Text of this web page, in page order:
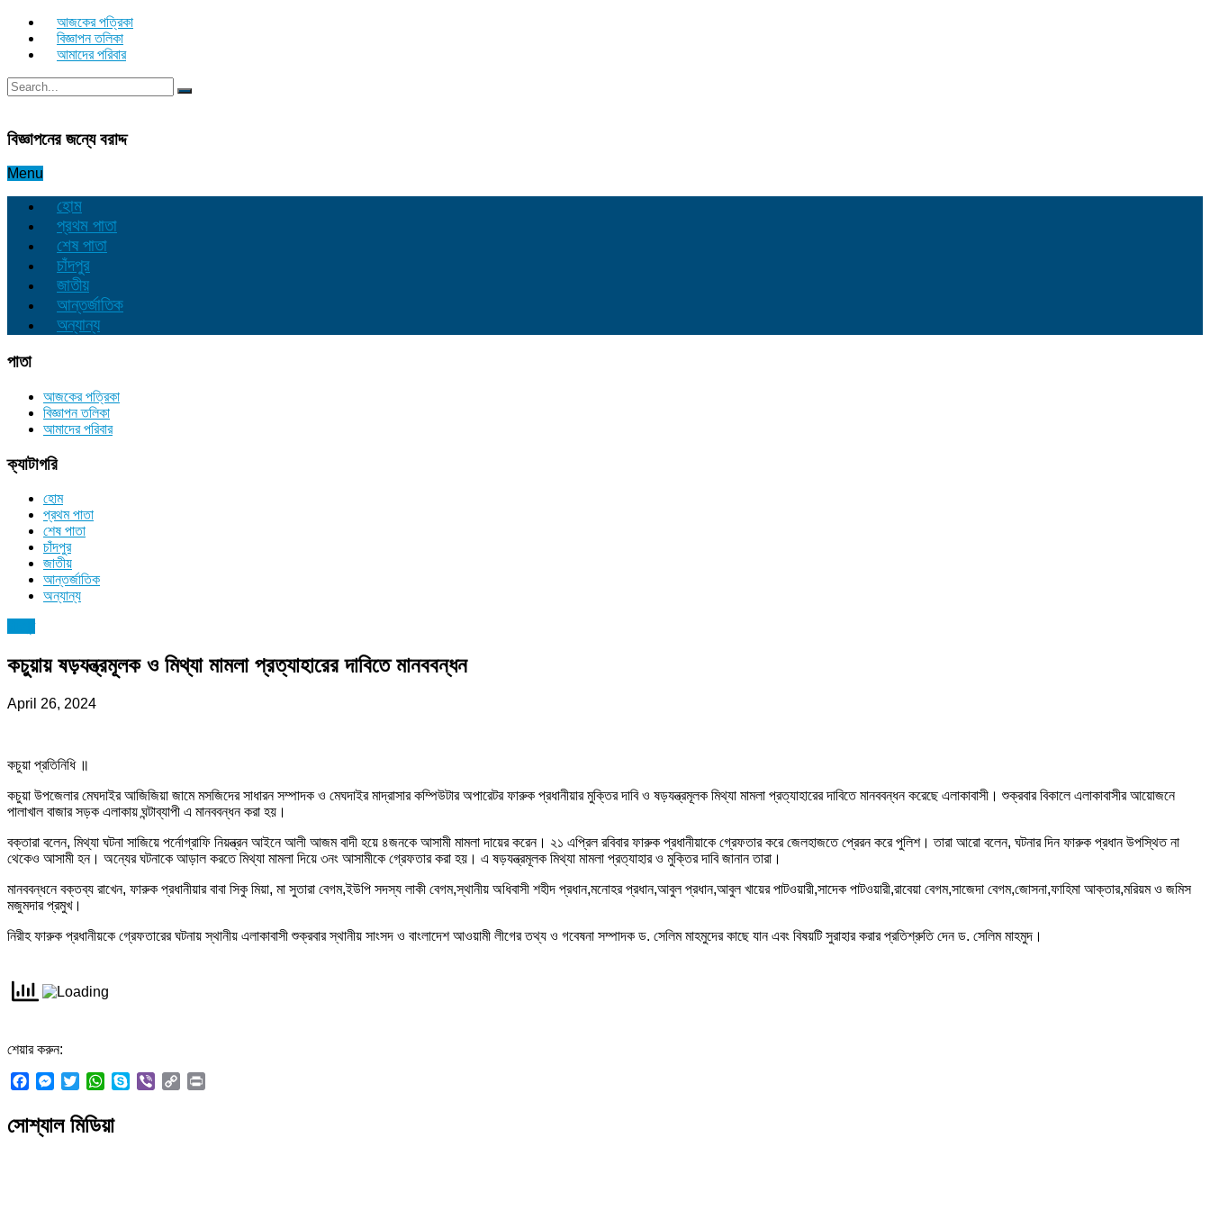
আজকের পত্রিকা
বিজ্ঞাপন তলিকা
আমাদের পরিবার
বিজ্ঞাপনের জন্যে বরাদ্দ
Menu
হোম
প্রথম পাতা
শেষ পাতা
চাঁদপুর
জাতীয়
আন্তর্জাতিক
অন্যান্য
পাতা
আজকের পত্রিকা
বিজ্ঞাপন তলিকা
আমাদের পরিবার
ক্যাটাগরি
হোম
প্রথম পাতা
শেষ পাতা
চাঁদপুর
জাতীয়
আন্তর্জাতিক
অন্যান্য
কচুয়ায় ষড়যন্ত্রমূলক ও মিথ্যা মামলা প্রত্যাহারের দাবিতে মানববন্ধন
April 26, 2024
কচুয়া প্রতিনিধি ॥
কচুয়া উপজেলার মেঘদাইর আজিজিয়া জামে মসজিদের সাধারন সম্পাদক ও মেঘদাইর মাদ্রাসার কম্পিউটার অপারেটর ফারুক প্রধানীয়ার মুক্তির দাবি ও ষড়যন্ত্রমূলক মিথ্যা মামলা প্রত্যাহারের দাবিতে মানববন্ধন করেছে এলাকাবাসী। শুক্রবার বিকালে এলাকাবাসীর আয়োজনে
পালাখাল বাজার সড়ক এলাকায় ঘন্টাব্যাপী এ মানববন্ধন করা হয়।
বক্তারা বলেন, মিথ্যা ঘটনা সাজিয়ে পর্নোগ্রাফি নিয়ন্ত্রন আইনে আলী আজম বাদী হয়ে ৪জনকে আসামী মামলা দায়ের করেন। ২১ এপ্রিল রবিবার ফারুক প্রধানীয়াকে গ্রেফতার করে জেলহাজতে প্রেরন করে পুলিশ। তারা আরো বলেন, ঘটনার দিন ফারুক প্রধান উপস্থিত না
থেকেও আসামী হন। অন্যের ঘটনাকে আড়াল করতে মিথ্যা মামলা দিয়ে ৩নং আসামীকে গ্রেফতার করা হয়। এ ষড়যন্ত্রমূলক মিথ্যা মামলা প্রত্যাহার ও মুক্তির দাবি জানান তারা।
মানববন্ধনে বক্তব্য রাখেন, ফারুক প্রধানীয়ার বাবা সিকু মিয়া, মা সুতারা বেগম,ইউপি সদস্য লাকী বেগম,স্থানীয় অধিবাসী শহীদ প্রধান,মনোহর প্রধান,আবুল প্রধান,আবুল খায়ের পাটওয়ারী,সাদেক পাটওয়ারী,রাবেয়া বেগম,সাজেদা বেগম,জোসনা,ফাহিমা আক্তার,মরিয়ম ও জমিস
মজুমদার প্রমুখ।
নিরীহ ফারুক প্রধানীয়কে গ্রেফতারের ঘটনায় স্থানীয় এলাকাবাসী শুক্রবার স্থানীয় সাংসদ ও বাংলাদেশ আওয়ামী লীগের তথ্য ও গবেষনা সম্পাদক ড. সেলিম মাহমুদের কাছে যান এবং বিষয়টি সুরাহার করার প্রতিশ্রুতি দেন ড. সেলিম মাহমুদ।
শেয়ার করুন:
Facebook
Messenger
TwitterWhatsApp
SkypeViber Copy
সোশ্যাল মিডিয়া